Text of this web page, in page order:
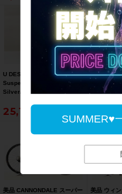
SUMMER♥
U DESIGN BIRDY F & R
Suspension Set
Silver/Black バーディ用フロ
ト
25,190
キャットア
VOLT800
灯確認済み
美品 CANNONDALE スーパー
美品 ウィ